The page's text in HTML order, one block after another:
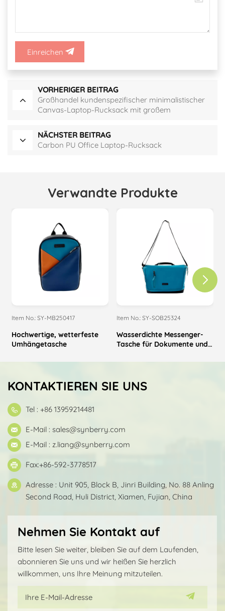
Einreichen
VORHERIGER BEITRAG
Großhandel kundenspezifischer minimalistischer
Canvas-Laptop-Rucksack mit großem
NÄCHSTER BEITRAG
Carbon PU Office Laptop-Rucksack
Verwandte Produkte
Item No.: SY-MB250417
Hochwertige, wetterfeste
Umhängetasche
Item No.: SY-SOB25324
Wasserdichte Messenger-
Tasche für Dokumente und
KONTAKTIEREN SIE UNS
Tel : +86 13959214481
E-Mail : sales@synberry.com
E-Mail : z.liang@synberry.com
Fax:+86-592-3778517
Adresse : Unit 905, Block B, Jinri Building, No. 88 Anling
Second Road, Huli District, Xiamen, Fujian, China
Nehmen Sie Kontakt auf
Bitte lesen Sie weiter, bleiben Sie auf dem Laufenden,
abonnieren Sie uns und wir heißen Sie herzlich
willkommen, uns Ihre Meinung mitzuteilen.